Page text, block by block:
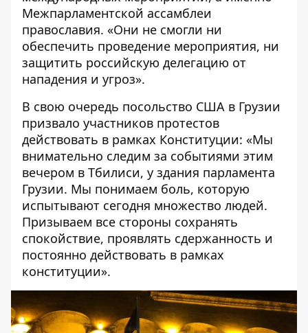
Межпарламентской ассамблеи
православия. «Они не смогли ни
обеспечить проведение мероприятия, ни
защитить российскую делегацию от
нападения и угроз».
В свою очередь посольство США в Грузии
призвало участников протестов
действовать в рамках Конституции: «Мы
внимательно следим за событиями этим
вечером в Тбилиси, у здания парламента
Грузии. Мы понимаем боль, которую
испытывают сегодня множество людей.
Призываем все стороны сохранять
спокойствие, проявлять сдержанность и
постоянно действовать в рамках
конституции».